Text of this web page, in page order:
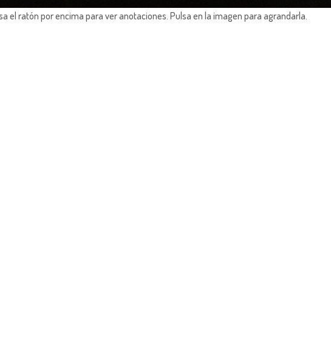
el ratón por encima para ver anotaciones. Pulsa en la imagen para agrandarla.